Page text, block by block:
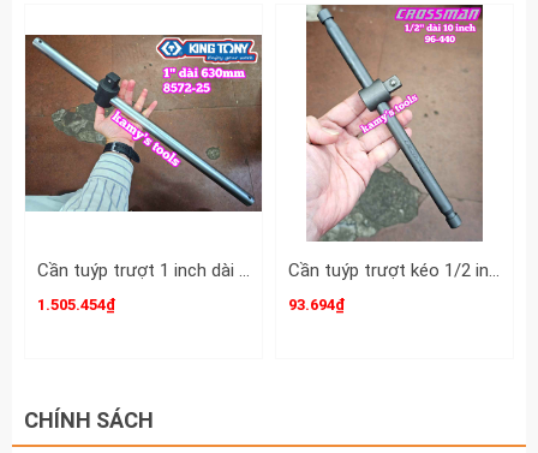
Cần tuýp trượt 1 inch dài 25 inch 630mm Kingtony 8572-25
1.505.454₫
Cần tuýp trượt kéo 1/2 inch Crossman dài 10 inch 250mm 96-440
93.694₫
CHÍNH SÁCH